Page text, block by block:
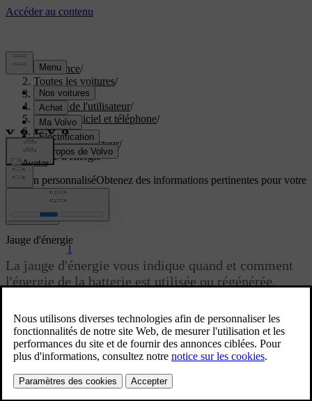
Assistance/
Toutes les voitures/
EC40 2027/
Manuel de l'utilisateur/
Écrans, logiciel et téléphone/
Écrans/
Écran conducteur/
Jauge d'énergie
Soutien personnaliséObtenez des informations pertinentes pour votre
voiture.
Connexion
Jauge d'énergie
La jauge d'énergie vous indique quand et comment
l'énergie de la batterie est utilisée ou régénérée.
La jauge d'énergie est toujours affichée dans l'écran conducteur. Les
différentes sections de la jauge d'énergie indiquent différents usages
ou limites d'énergie.
1